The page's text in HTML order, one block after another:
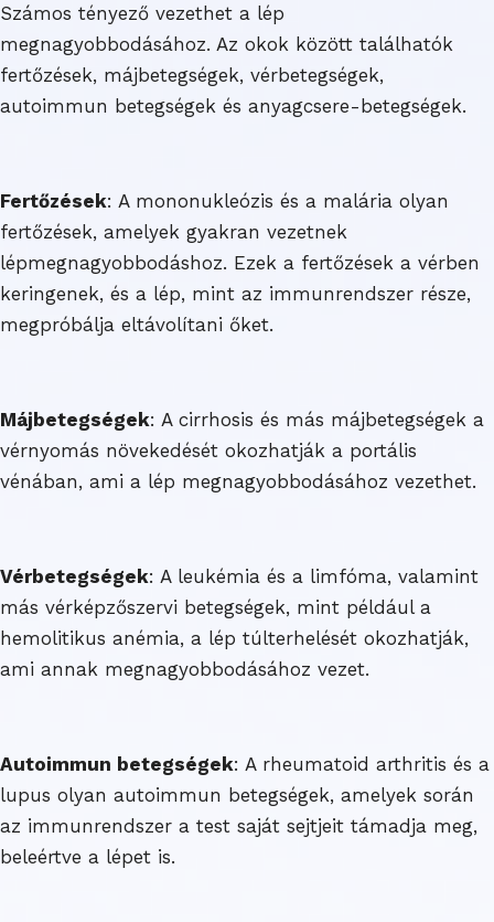
Számos tényező vezethet a lép
megnagyobbodásához. Az okok között találhatók
fertőzések, májbetegségek, vérbetegségek,
autoimmun betegségek és anyagcsere-betegségek.
Fertőzések: A mononukleózis és a malária olyan
fertőzések, amelyek gyakran vezetnek
lépmegnagyobbodáshoz. Ezek a fertőzések a vérben
keringenek, és a lép, mint az immunrendszer része,
megpróbálja eltávolítani őket.
Májbetegségek: A cirrhosis és más májbetegségek a
vérnyomás növekedését okozhatják a portális
vénában, ami a lép megnagyobbodásához vezethet.
Vérbetegségek: A leukémia és a limfóma, valamint
más vérképzőszervi betegségek, mint például a
hemolitikus anémia, a lép túlterhelését okozhatják,
ami annak megnagyobbodásához vezet.
Autoimmun betegségek: A rheumatoid arthritis és a
lupus olyan autoimmun betegségek, amelyek során
az immunrendszer a test saját sejtjeit támadja meg,
beleértve a lépet is.